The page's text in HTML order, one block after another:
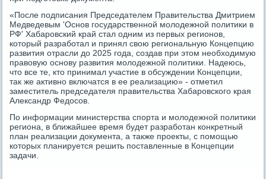
«После подписания Председателем Правительства Дмитрием
Медведевым 'Основ государственной молодежной политики в
РФ' Хабаровский край стал одним из первых регионов,
который разработал и принял свою региональную Концепцию
развития отрасли до 2025 года, создав при этом необходимую
правовую основу развития молодежной политики. Надеюсь,
что все те, кто принимал участие в обсуждении Концепции,
так же активно включатся в ее реализацию» - отметил
заместитель председателя правительства Хабаровского края
Александр Федосов.
По информации министерства спорта и молодежной политики
региона, в ближайшее время будет разработан конкретный
план реализации документа, а также проекты, с помощью
которых планируется решить поставленные в Концепции
задачи.